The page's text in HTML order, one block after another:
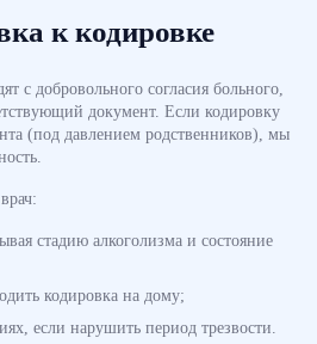
к кодировке
с добровольного согласия больного,
документ. Если кодировку
(под давлением родственников), мы
стадию алкоголизма и состояние
кодировка на дому;
если нарушить период трезвости.